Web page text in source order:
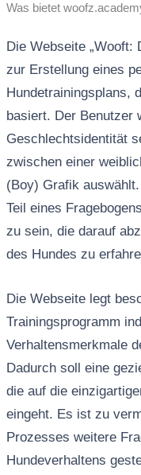
Was bietet
Die Webseite „Wooft:
zur Erstellung eines
Hundetrainingsplans,
basiert. Der Benutzer
Geschlechtsidentität
zwischen einer
(Boy) Grafik
Teil eines
zu sein, die darauf
des Hundes zu
Die Webseite legt
Trainingsprogramm
Verhaltensmerkmale
Dadurch soll eine
die auf die
eingeht. Es ist zu
Prozesses weitere
Hundeverhaltens